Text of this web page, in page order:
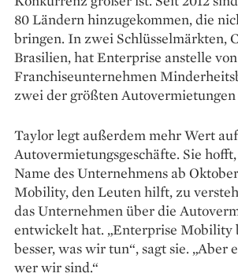
80 Ländern hinzugekommen, die
bringen. In zwei Schlüsselmärkten,
Brasilien, hat Enterprise anstelle von
Franchiseunternehmen
zwei der größten
Taylor legt außerdem mehr Wert
Autovermietungsgeschäfte. Sie
Name des Unternehmens ab
Mobility, den Leuten hilft, zu
das Unternehmen über die
entwickelt hat. „Enterprise Mobility
besser, was wir tun“, sagt sie. „Aber
wer wir sind.“